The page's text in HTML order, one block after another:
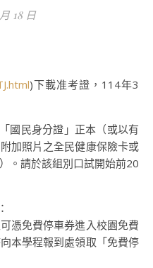
18 日
)下載准考證，114年3
國民身分證」正本（或以有
加照片之全民健康保險卡或
。請於該組別口試開始前20
憑免費停車券進入校園免費
本學程報到處領取「免費停